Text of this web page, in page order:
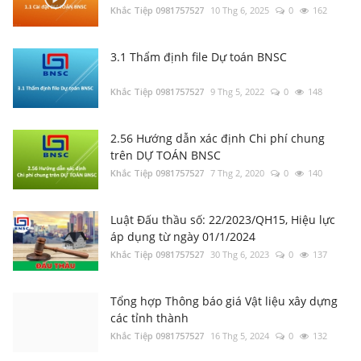
Khắc Tiệp 0981757527 10 Thg 6, 2025 0 162
3.1 Thẩm định file Dự toán BNSC
Khắc Tiệp 0981757527 9 Thg 5, 2022 0 148
2.56 Hướng dẫn xác định Chi phí chung
trên DỰ TOÁN BNSC
Khắc Tiệp 0981757527 7 Thg 2, 2020 0 140
Luật Đấu thầu số: 22/2023/QH15, Hiệu lực
áp dụng từ ngày 01/1/2024
Khắc Tiệp 0981757527 30 Thg 6, 2023 0 137
Tổng hợp Thông báo giá Vật liệu xây dựng
các tỉnh thành
Khắc Tiệp 0981757527 16 Thg 5, 2024 0 132